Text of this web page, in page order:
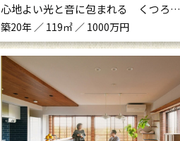
心地よい光と音に包まれる くつろ…
築20年 ／ 119㎡ ／ 1000万円